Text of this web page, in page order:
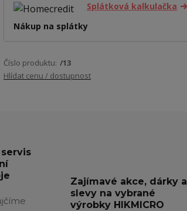
Splátková kalkulačka
Nákup na splátky
Číslo produktu: /13
Hlídat cenu / dostupnost
Zajímavé akce, dárky a
slevy na vybrané
výrobky HIKMICRO